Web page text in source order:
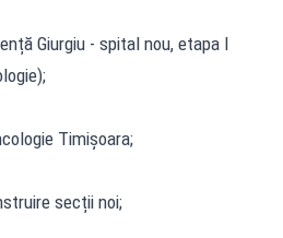
Giurgiu - spital nou, etapa I
Timișoara;
secții noi;